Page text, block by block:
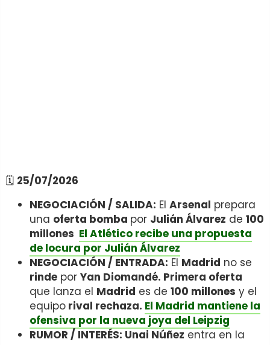
🗓️ 25/07/2026
NEGOCIACIÓN / SALIDA: El Arsenal prepara
una oferta bomba por Julián Álvarez de 100
millones El Atlético recibe una propuesta
de locura por Julián Álvarez
NEGOCIACIÓN / ENTRADA: El Madrid no se
rinde por Yan Diomandé. Primera oferta
que lanza el Madrid es de 100 millones y el
equipo rival rechaza. El Madrid mantiene la
ofensiva por la nueva joya del Leipzig
RUMOR / INTERÉS: Unai Núñez entra en la